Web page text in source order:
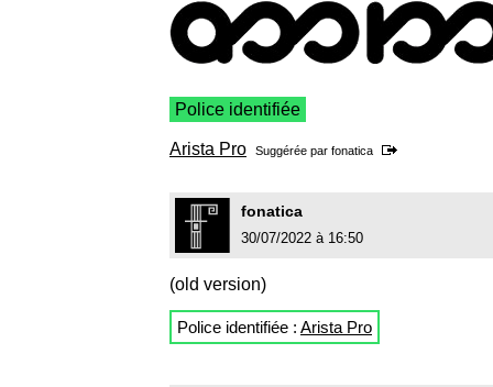
Police identifiée
Arista Pro Suggérée par fonatica
fonatica
30/07/2022 à 16:50
(old version)
Police identifiée : Arista Pro